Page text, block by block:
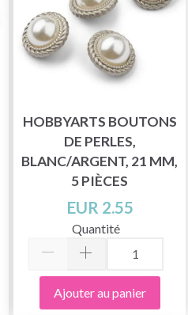
HOBBYARTS BOUTONS
DE PERLES,
BLANC/ARGENT, 21 MM,
5 PIÈCES
EUR 2.55
Quantité
Ajouter au panier